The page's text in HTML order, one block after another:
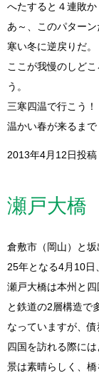
へたすると４連敗か
あ～、このパターン
寒い冬に逆戻りだ。
ここが我慢のしど
う。
三寒四温で行こう
温かい春が来るまで
2013年4月12日投稿
瀬戸大橋
倉敷市（岡山）と
25年となる4月10日
瀬戸大橋は本州と
と鉄道の2層構造で
なっていますが、
四国を訪れる際に
景は素晴らしく、橋